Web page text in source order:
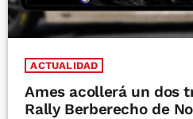
ACTUALIDAD
Ames acollerá un dos
Rally Berberecho de